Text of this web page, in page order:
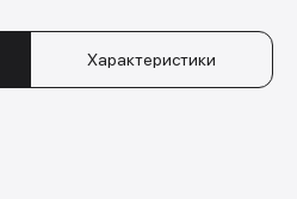
Характеристики